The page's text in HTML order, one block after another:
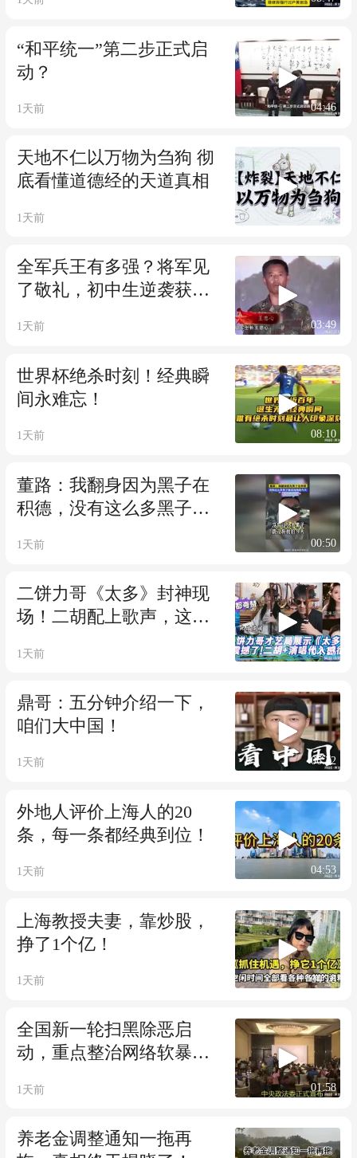
“和平统一”第二步正式启
动？
1天前 04:46
天地不仁以万物为刍狗 彻
底看懂道德经的天道真相
1天前 24:58
全军兵王有多强？将军见
了敬礼，初中生逆袭获最
1天前 03:49
世界杯绝杀时刻！经典瞬
间永难忘！
1天前 08:10
董路：我翻身因为黑子在
积德，没有这么多黑子就
1天前 00:50
二饼力哥《太多》封神现
场！二胡配上歌声，这个
1天前 04:13
鼎哥：五分钟介绍一下，
咱们大中国！
1天前 06:22
外地人评价上海人的20
条，每一条都经典到位！
1天前 04:53
上海教授夫妻，靠炒股，
挣了1个亿！
1天前 04:18
全国新一轮扫黑除恶启
动，重点整治网络软暴力
1天前 01:58
养老金调整通知一拖再